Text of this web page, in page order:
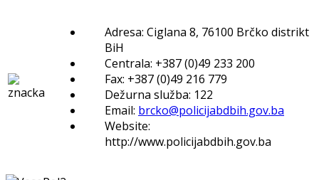
Adresa: Ciglana 8, 76100 Brčko distrikt
BiH
Centrala: +387 (0)49 233 200
Fax: +387 (0)49 216 779
Dežurna služba: 122
Email: brcko@policijabdbih.gov.ba
Website:
http://www.policijabdbih.gov.ba